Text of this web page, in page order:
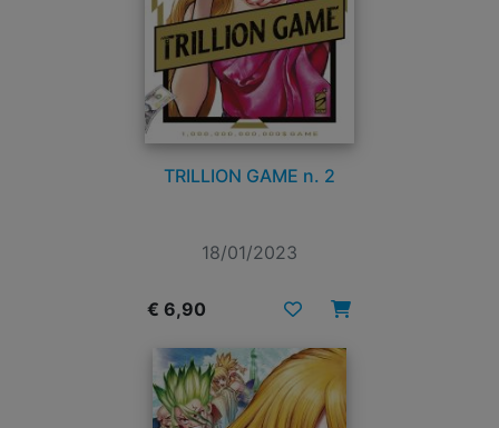
TRILLION GAME n. 2
18/01/2023
€ 6,90